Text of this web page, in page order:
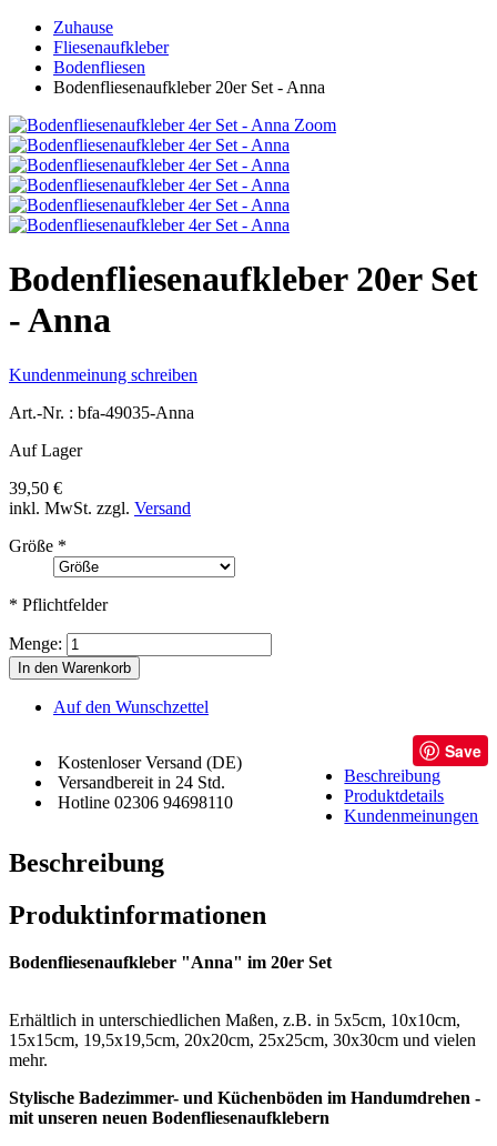
Zuhause
Fliesenaufkleber
Bodenfliesen
Bodenfliesenaufkleber 20er Set - Anna
Zoom
Bodenfliesenaufkleber 20er Set
- Anna
Kundenmeinung schreiben
Art.-Nr. : bfa-49035-Anna
Auf Lager
39,50 €
inkl. MwSt. zzgl. Versand
Größe *
* Pflichtfelder
Menge:
In den Warenkorb
Auf den Wunschzettel
Kostenloser Versand (DE)
Versandbereit in 24 Std.
Hotline 02306 94698110
Save
Beschreibung
Produktdetails
Kundenmeinungen
Beschreibung
Produktinformationen
Bodenfliesenaufkleber "Anna" im 20er Set
Erhältlich in unterschiedlichen Maßen, z.B. in 5x5cm, 10x10cm,
15x15cm, 19,5x19,5cm, 20x20cm, 25x25cm, 30x30cm und vielen
mehr.
Stylische Badezimmer- und Küchenböden im Handumdrehen -
mit unseren neuen Bodenfliesenaufklebern